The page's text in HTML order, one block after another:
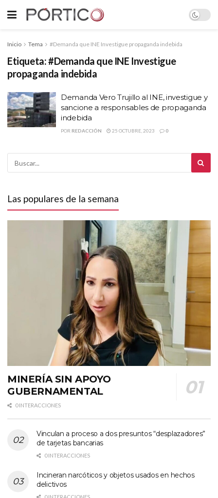
Inicio Tema #Demanda que INE Investigue propaganda indebida
Etiqueta:#Demanda que INE Investigue
propaganda indebida
Demanda Vero Trujillo al INE, investigue y
sancione a responsables de propaganda
indebida
POR REDACCIÓN 25 OCTUBRE, 2023 0
Las populares de la semana
MINERÍA SIN APOYO
GUBERNAMENTAL
0 INTERACCIONES
Vinculan a proceso a dos presuntos “desplazadores”
de tarjetas bancarias
0 INTERACCIONES
Incineran narcóticos y objetos usados en hechos
delictivos
0 INTERACCIONES